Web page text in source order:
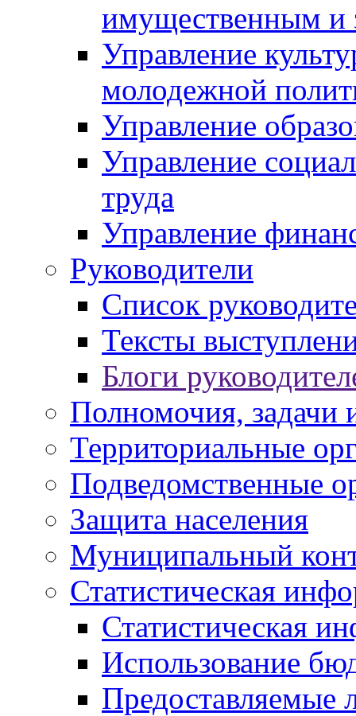
имущественным и
Управление
молодежной
Управление
Управление
труда
Управление
Руководители
Список
Тексты
Блоги
Полномочия, задачи
Территориальные
Подведомственные
Защита населения
Муниципальный
Статистическая
Статистическая
Использование
Предоставляемые